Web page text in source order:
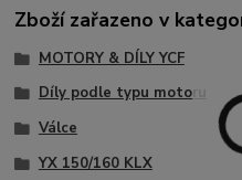
Zboží zařazeno v
MOTORY & DÍLY YCF
Díly podle typu motoru
Válce
YX 150/160 KLX